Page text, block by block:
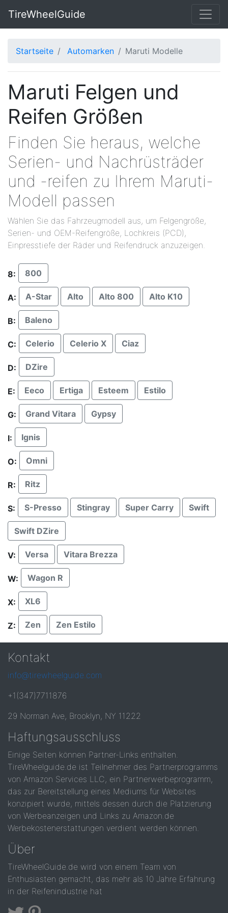
TireWheelGuide
Startseite Automarken Maruti Modelle
Maruti Felgen und
Reifen Größen
Finden Sie heraus, welche
Serien- und Nachrüsträder
und -reifen zu Ihrem Maruti-
Modell passen
Wählen Sie das Fahrzeugmodell aus, um Felgengröße,
Serien- und OEM-Reifengröße, Lochkreis (PCD),
Einpresstiefe der Räder und Reifendruck anzuzeigen.
8: 800
A: A-Star Alto Alto 800 Alto K10
B: Baleno
C: Celerio Celerio X Ciaz
D: DZire
E: Eeco Ertiga Esteem Estilo
G: Grand Vitara Gypsy
I: Ignis
O: Omni
R: Ritz
S: S-Presso Stingray Super Carry Swift
Swift DZire
V: Versa Vitara Brezza
W: Wagon R
X: XL6
Z: Zen Zen Estilo
Kontakt
info@tirewheelguide.com
+1(347)7711876
29 Norman Ave, Brooklyn, NY 11222
Haftungsausschluss
Einige Seiten können Partner-Links enthalten.
TireWheelguide.de ist Teilnehmer des Partnerprogramms
von Amazon Services LLC, ein Partnerwerbeprogramm,
das zur Bereitstellung eines Mediums für Websites
konzipiert wurde, mittels dessen durch die Platzierung
von Werbeanzeigen und Links zu Amazon.de
Werbekostenerstattungen verdient werden können.
Über
TireWheelGuide.de wird von einem Team von
Enthusiasten gemacht, das mehr als 10 Jahre Erfahrung
in der Reifenindustrie hat